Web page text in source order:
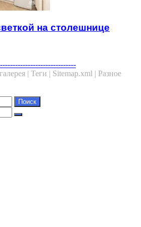
на столешнице
| Теги | Sitemap.xml | Разное
Search